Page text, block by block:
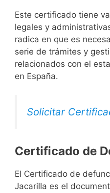
Este certificado tiene
legales y
radica en que es
serie de trámites y
relacionados con el
en España.
Solicitar
Certificado de
El Certificado de
Jacarilla es el